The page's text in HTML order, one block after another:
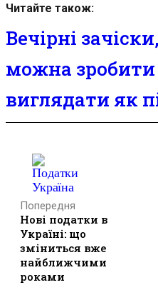
Читайте також:
Вечірні
можна зробити
виглядати як
Попередня
Нові податки в
Україні: що
зміниться вже
найближчими
роками